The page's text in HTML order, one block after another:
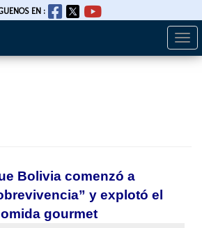
EN :
Bolivia comenzó a
y explotó el
gourmet